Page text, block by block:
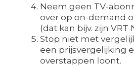
Neem geen TV-
over op on-demand
(dat kan bijv. zijn VRT
Stop niet met
een prijsvergelijking
overstappen loont.